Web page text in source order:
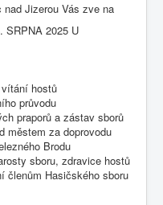
Jizerou Vás zve na
SRPNA 2025 U
hostů
průvodu
praporů a zástav sborů
městem za doprovodu
Brodu
sboru, zdravice hostů
členům Hasičského sboru